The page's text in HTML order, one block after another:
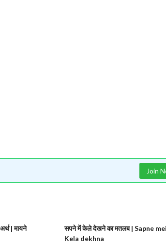
Join
| मायने
सपने में केले देखने का मतलब | Sapne
Kela dekhna